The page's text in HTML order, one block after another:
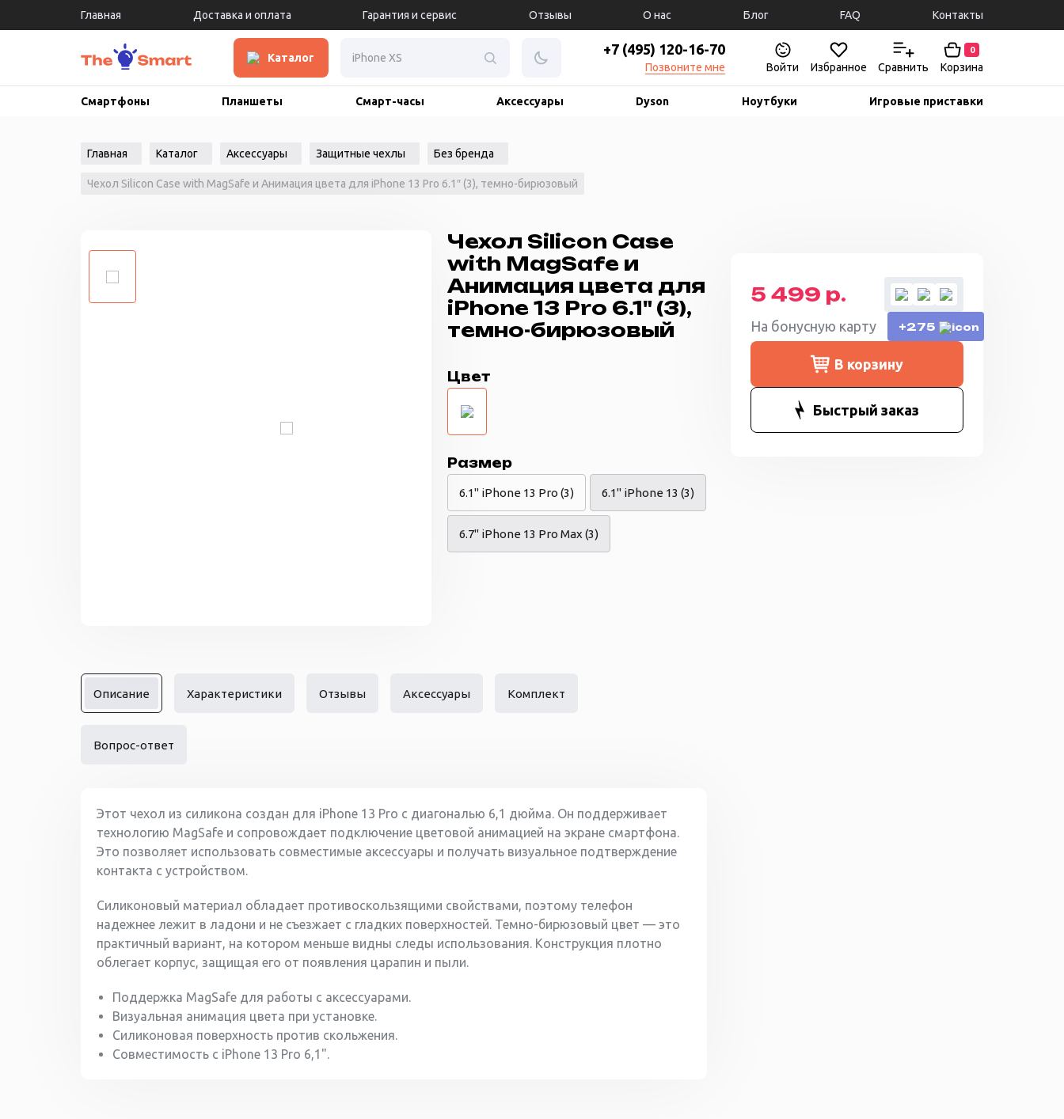
Главная Доставка и оплата Гарантия и сервис Отзывы О нас Блог FAQ Контакты
Каталог
+7 (495) 120-16-70
Позвоните мне Войти Избранное Сравнить
0
Корзина
Смартфоны Планшеты Смарт-часы Аксессуары Dyson Ноутбуки Игровые приставки
Главная Каталог Аксессуары Защитные чехлы Без бренда
Чехол Silicon Case with MagSafe и Анимация цвета для iPhone 13 Pro 6.1″ (3), темно-бирюзовый
Чехол Silicon Case
with MagSafe и
Анимация цвета для
iPhone 13 Pro 6.1" (3),
темно-бирюзовый
Цвет
Размер
6.1" iPhone 13 Pro (3) 6.1" iPhone 13 (3)
6.7" iPhone 13 Pro Max (3)
5 499 р.
На бонусную карту +275
В корзину
Быстрый заказ
Описание Характеристики Отзывы Аксессуары Комплект
Вопрос-ответ
Этот чехол из силикона создан для iPhone 13 Pro с диагональю 6,1 дюйма. Он поддерживает
технологию MagSafe и сопровождает подключение цветовой анимацией на экране смартфона.
Это позволяет использовать совместимые аксессуары и получать визуальное подтверждение
контакта с устройством.
Силиконовый материал обладает противоскользящими свойствами, поэтому телефон
надежнее лежит в ладони и не съезжает с гладких поверхностей. Темно-бирюзовый цвет — это
практичный вариант, на котором меньше видны следы использования. Конструкция плотно
облегает корпус, защищая его от появления царапин и пыли.
Поддержка MagSafe для работы с аксессуарами.
Визуальная анимация цвета при установке.
Силиконовая поверхность против скольжения.
Совместимость с iPhone 13 Pro 6,1".